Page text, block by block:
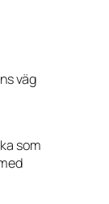
väg
som